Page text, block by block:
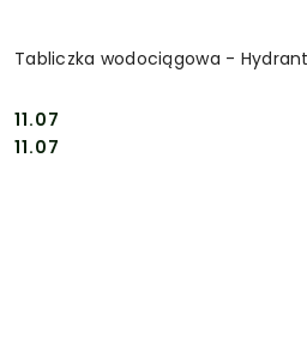
Tabliczka wodociągowa -
Cena:
11.07
Cena:
11.07